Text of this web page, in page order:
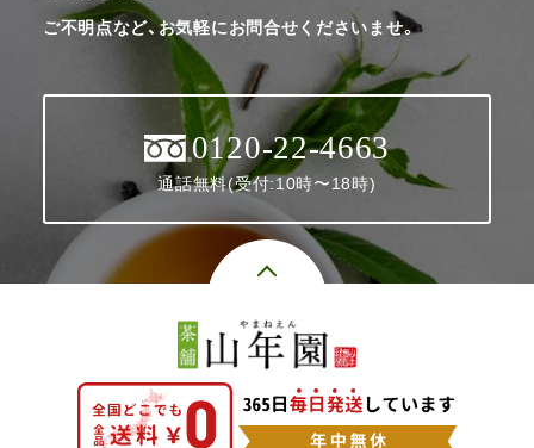
ご不明点など、お気軽にお問合せくださいませ。
0120-22-4663
通話無料(受付:10時〜18時)